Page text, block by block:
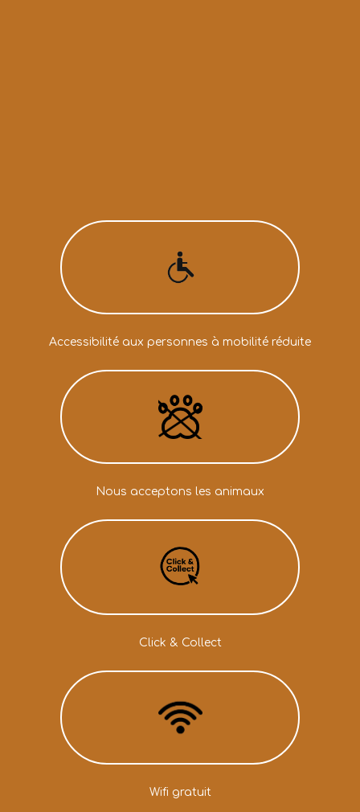
Accessibilité aux personnes à mobilité réduite
Nous acceptons les animaux
Click & Collect
Wifi gratuit